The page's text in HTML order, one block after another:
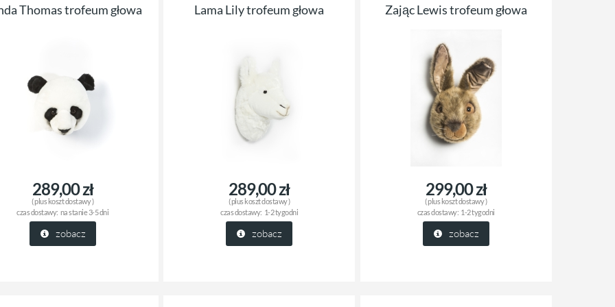
Thomas trofeum głowa
289,00 zł
( pluskoszt dostawy)
czas dostawy: na stanie 3-5 dni
zobacz
Lama Lily trofeum głowa
289,00 zł
( pluskoszt dostawy)
czas dostawy: 1-2 tygodni
zobacz
Zając Lewis trofeum głowa
299,00 zł
( pluskoszt dostawy)
czas dostawy: 1-2 tygodni
zobacz